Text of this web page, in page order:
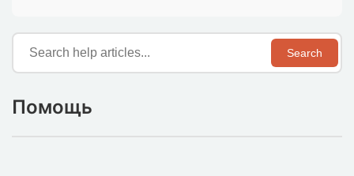
Search
Помощь